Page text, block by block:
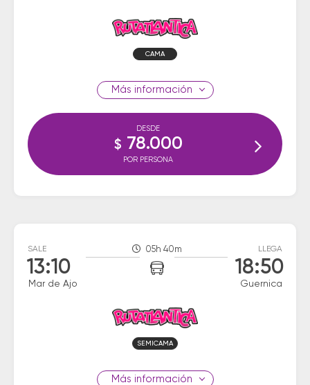
CAMA
información
DESDE
$ 78.000
POR PERSONA
SALE
13:10
Mar de Ajo
05h 40m LLEGA
18:50
Guernica
SEMICAMA
información